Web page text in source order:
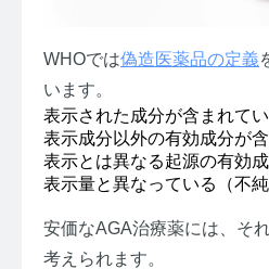
WHOでは偽造医薬品の定義
います。
表示された成分が含まれて
表示成分以外の有効成分が
表⽰とは異なる起源の有効
表⽰量と異なっている（不
安価なAGA治療薬には、そ
考えられます。